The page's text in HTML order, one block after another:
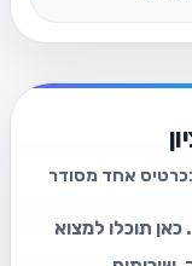
אחד מסודר
כאן תוכלו למצוא